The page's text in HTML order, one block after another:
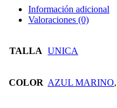
Información adicional
Valoraciones (0)
TALLA UNICA
COLOR AZUL MARINO,